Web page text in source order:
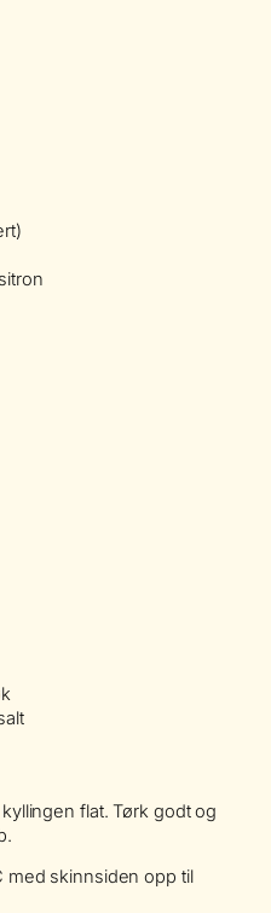
flat. Tørk godt og
med skinnsiden opp til